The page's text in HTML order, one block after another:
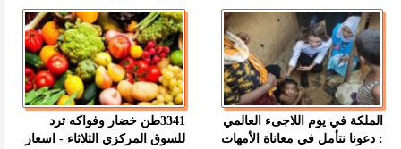
الملكة في يوم اللاجىء العالمي
: دعونا نتأمل في معاناة الأمهات
3341طن خضار وفواكه ترد
للسوق المركزي الثلاثاء - اسعار